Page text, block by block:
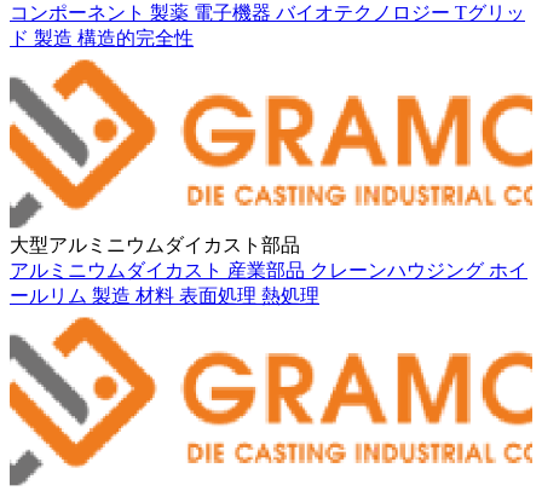
コンポーネント 製薬 電子機器 バイオテクノロジー Tグリッ
ド 製造 構造的完全性
大型アルミニウムダイカスト部品
アルミニウムダイカスト 産業部品 クレーンハウジング ホイ
ールリム 製造 材料 表面処理 熱処理